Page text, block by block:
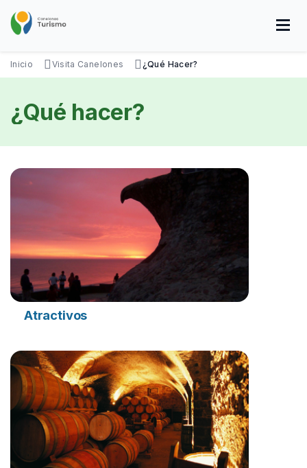
contenido
SOBRE NOSOTROS
DISFRUTÁ
VISITÁ
DATOS ÚTILES
Inicio Visita Canelones ¿Qué Hacer?
¿Qué hacer?
Atractivos